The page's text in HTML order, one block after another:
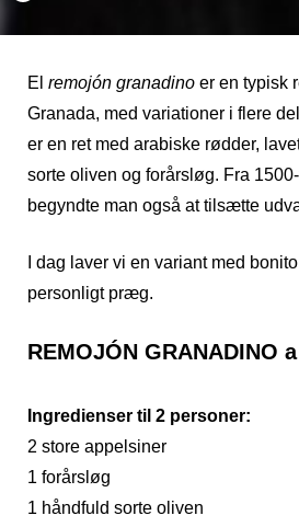
El remojón granadino er en typisk
Granada, med variationer i flere
er en ret med arabiske rødder,
sorte oliven og forårsløg. Fra
begyndte man også at tilsætte
I dag laver vi en variant med
personligt præg.
REMOJÓN GRANADINO
Ingredienser til 2 personer:
2 store appelsiner
1 forårsløg
1 håndfuld sorte oliven